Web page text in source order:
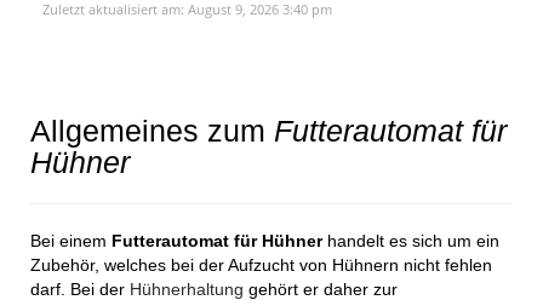
Zuletzt aktualisiert am: August 9, 2026 3:40 pm
Allgemeines zum Futterautomat für
Hühner
Bei einem Futterautomat für Hühnerhandelt es sich um ein
Zubehör, welches bei der Aufzucht von Hühnern nicht fehlen
darf. Bei der Hühnerhaltung gehört er daher zur